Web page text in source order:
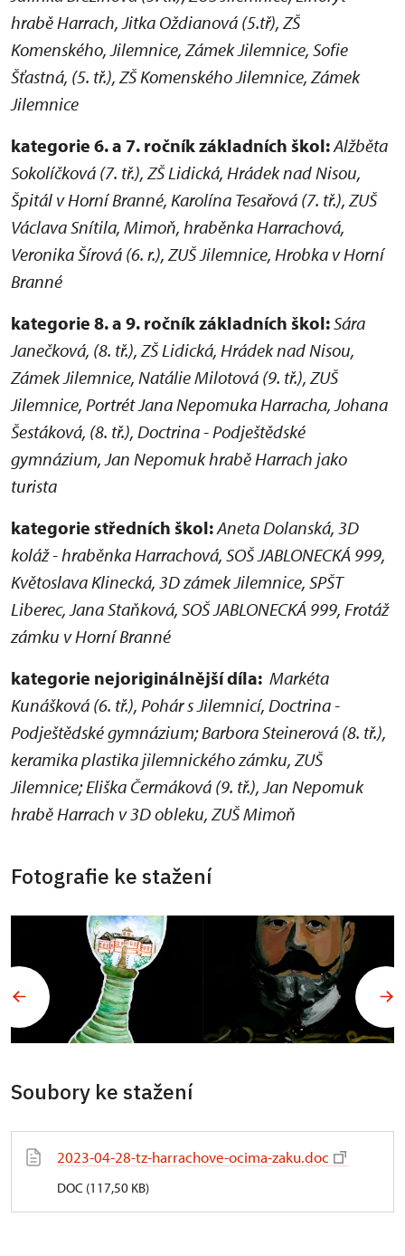
hrabě Harrach, Jitka Oždianová (5.tř), ZŠ
Komenského, Jilemnice, Zámek Jilemnice, Sofie
Šťastná, (5. tř.), ZŠ Komenského Jilemnice, Zámek
Jilemnice
kategorie 6. a 7. ročník základních škol:Alžběta
Sokolíčková (7. tř.), ZŠ Lidická, Hrádek nad Nisou,
Špitál v Horní Branné, Karolína Tesařová (7. tř.), ZUŠ
Václava Snítila, Mimoň, hraběnka Harrachová,
Veronika Šírová (6. r.), ZUŠ Jilemnice, Hrobka v Horní
Branné
kategorie 8. a 9. ročník základních škol:Sára
Janečková, (8. tř.), ZŠ Lidická, Hrádek nad Nisou,
Zámek Jilemnice, Natálie Milotová (9. tř.), ZUŠ
Jilemnice, Portrét Jana Nepomuka Harracha, Johana
Šestáková, (8. tř.), Doctrina - Podještědské
gymnázium, Jan Nepomuk hrabě Harrach jako
turista
kategorie středních škol:Aneta Dolanská, 3D
koláž - hraběnka Harrachová, SOŠ JABLONECKÁ 999,
Květoslava Klinecká, 3D zámek Jilemnice, SPŠT
Liberec, Jana Staňková, SOŠ JABLONECKÁ 999, Frotáž
zámku v Horní Branné
kategorie nejoriginálnější díla: Markéta
Kunášková (6. tř.), Pohár s Jilemnicí, Doctrina -
Podještědské gymnázium; Barbora Steinerová (8. tř.),
keramika plastika jilemnického zámku, ZUŠ
Jilemnice; Eliška Čermáková (9. tř.), Jan Nepomuk
hrabě Harrach v 3D obleku, ZUŠ Mimoň
Fotografie ke stažení
Soubory ke stažení
2023-04-28-tz-harrachove-ocima-zaku.doc
DOC (117,50 KB)